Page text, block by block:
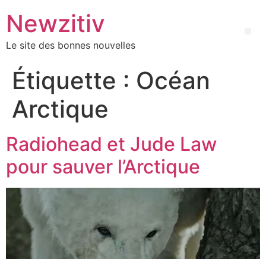
Newzitiv
Le site des bonnes nouvelles
Étiquette : Océan
Arctique
Radiohead et Jude Law
pour sauver l’Arctique